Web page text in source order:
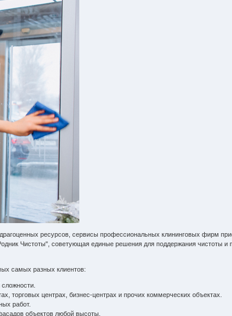
ресурсов, сервисы профессиональных клининговых фирм
Чистоты", советующая единые решения для поддержания чистоты и
самых разных клиентов:
торговых центрах, бизнес-центрах и прочих коммерческих объектах.
работ.
объектов любой высоты.